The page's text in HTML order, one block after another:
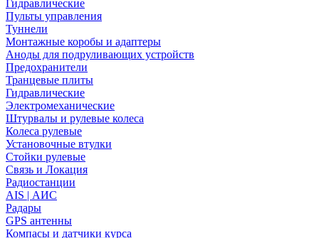
Гидравлические
Пульты управления
Туннели
Монтажные коробы и адаптеры
Аноды для подруливающих устройств
Предохранители
Транцевые плиты
Гидравлические
Электромеханические
Штурвалы и рулевые колеса
Колеса рулевые
Установочные втулки
Стойки рулевые
Связь и Локация
Радиостанции
AIS | АИС
Радары
GPS антенны
Компасы и датчики курса